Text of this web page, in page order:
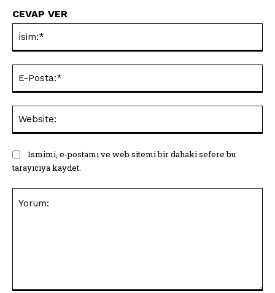
CEVAP VER
Ismimi, e-postamı ve web sitemi bir dahaki sefere bu
tarayıcıya kaydet.